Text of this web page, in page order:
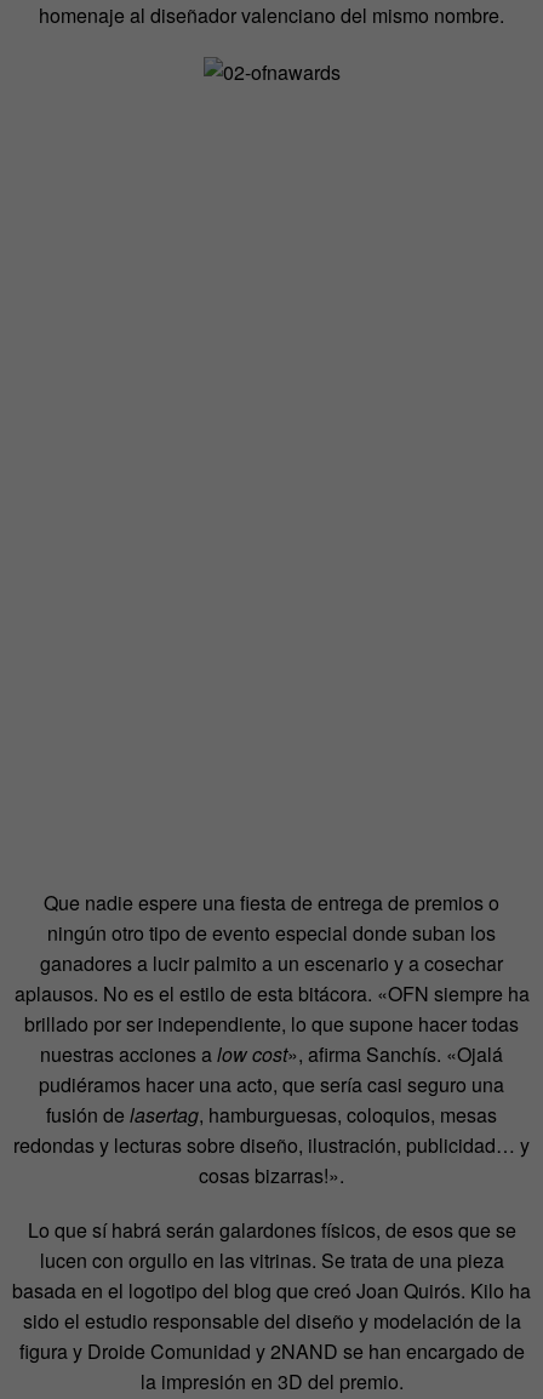
homenaje al diseñador valenciano del mismo nombre.
Que nadie espere una fiesta de entrega de premios o
ningún otro tipo de evento especial donde suban los
ganadores a lucir palmito a un escenario y a cosechar
aplausos. No es el estilo de esta bitácora. «OFN siempre ha
brillado por ser independiente, lo que supone hacer todas
nuestras acciones alow cost», afirma Sanchís. «Ojalá
pudiéramos hacer una acto, que sería casi seguro una
fusión de lasertag, hamburguesas, coloquios, mesas
redondas y lecturas sobre diseño, ilustración, publicidad… y
cosas bizarras!».
Lo que sí habrá serán galardones físicos, de esos que se
lucen con orgullo en las vitrinas. Se trata de una pieza
basada en el logotipo del blog que creó Joan Quirós. Kilo ha
sido el estudio responsable del diseño y modelación de la
figura y Droide Comunidad y 2NAND se han encargado de
la impresión en 3D del premio.